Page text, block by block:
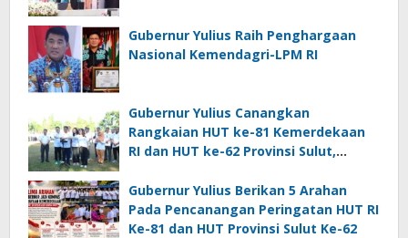
Gubernur Yulius Raih Penghargaan
Nasional Kemendagri-LPM RI
Gubernur Yulius Canangkan
Rangkaian HUT ke-81 Kemerdekaan
RI dan HUT ke-62 Provinsi Sulut,
Gubernur Yulius Berikan 5 Arahan
Pada Pencanangan Peringatan HUT RI
Ke-81 dan HUT Provinsi Sulut Ke-62